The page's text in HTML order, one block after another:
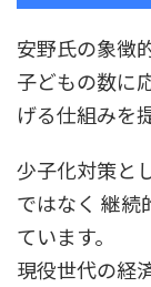
安野氏の象徴
子どもの数に
げる仕組みを
少子化対策と
ではなく 継続
ています。
現役世代の経